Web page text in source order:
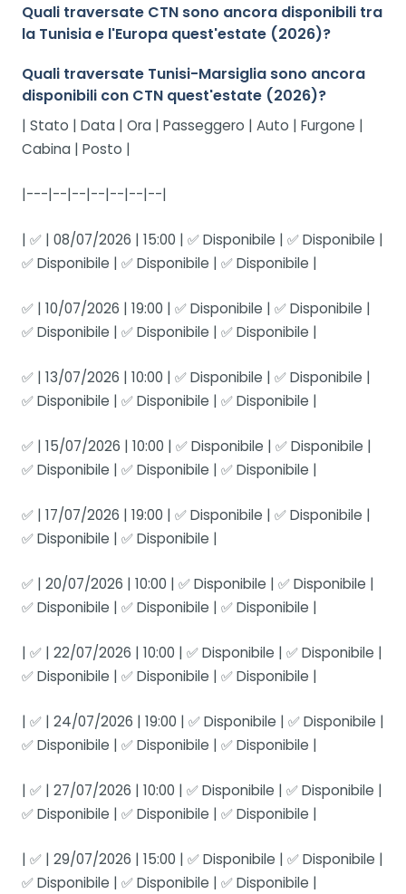
Quali traversate CTN sono ancora disponibili tra
la Tunisia e l'Europa quest'estate (2026)?
Quali traversate Tunisi-Marsiglia sono ancora
disponibili con CTN quest'estate (2026)?
| Stato | Data | Ora | Passeggero | Auto | Furgone |
Cabina | Posto |
|---|--|--|--|--|--|--|
| ✅ | 08/07/2026 | 15:00 | ✅ Disponibile | ✅ Disponibile |
✅ Disponibile | ✅ Disponibile | ✅ Disponibile |
✅ | 10/07/2026 | 19:00 | ✅ Disponibile | ✅ Disponibile |
✅ Disponibile | ✅ Disponibile | ✅ Disponibile |
✅ | 13/07/2026 | 10:00 | ✅ Disponibile | ✅ Disponibile |
✅ Disponibile | ✅ Disponibile | ✅ Disponibile |
✅ | 15/07/2026 | 10:00 | ✅ Disponibile | ✅ Disponibile |
✅ Disponibile | ✅ Disponibile | ✅ Disponibile |
✅ | 17/07/2026 | 19:00 | ✅ Disponibile | ✅ Disponibile |
✅ Disponibile | ✅ Disponibile |
✅ | 20/07/2026 | 10:00 | ✅ Disponibile | ✅ Disponibile |
✅ Disponibile | ✅ Disponibile | ✅ Disponibile |
| ✅ | 22/07/2026 | 10:00 | ✅ Disponibile | ✅ Disponibile |
✅ Disponibile | ✅ Disponibile | ✅ Disponibile |
| ✅ | 24/07/2026 | 19:00 | ✅ Disponibile | ✅ Disponibile |
✅ Disponibile | ✅ Disponibile | ✅ Disponibile |
| ✅ | 27/07/2026 | 10:00 | ✅ Disponibile | ✅ Disponibile |
✅ Disponibile | ✅ Disponibile | ✅ Disponibile |
| ✅ | 29/07/2026 | 15:00 | ✅ Disponibile | ✅ Disponibile |
✅ Disponibile | ✅ Disponibile | ✅ Disponibile |